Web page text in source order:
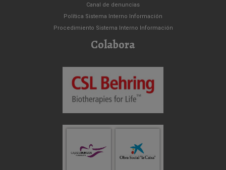
Canal de denuncias
Política Sistema Interno Información
Procedimiento Sistema Interno Información
Colabora